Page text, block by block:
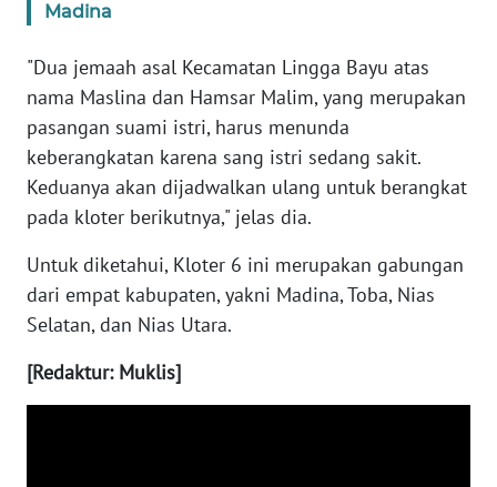
Madina
"Dua jemaah asal Kecamatan Lingga Bayu atas
nama Maslina dan Hamsar Malim, yang merupakan
pasangan suami istri, harus menunda
keberangkatan karena sang istri sedang sakit.
Keduanya akan dijadwalkan ulang untuk berangkat
pada kloter berikutnya," jelas dia.
Untuk diketahui, Kloter 6 ini merupakan gabungan
dari empat kabupaten, yakni Madina, Toba, Nias
Selatan, dan Nias Utara.
[Redaktur: Muklis]
NUSANTARA
WN
JOGJA
WN
WN
BALI
WN